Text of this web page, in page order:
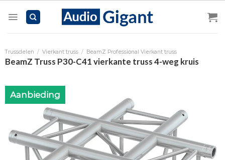
Trussdelen / Vierkant truss / BeamZ Professional Vierkant truss
BeamZ Truss P30-C41 vierkante truss 4-weg kruis
Aanbieding